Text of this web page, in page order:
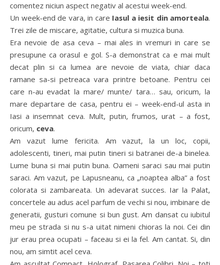
comentez niciun aspect negativ al acestui week-end.
Un week-end de vara, in care Iasul a iesit din amorteala.
Trei zile de miscare, agitatie, cultura si muzica buna.
Era nevoie de asa ceva – mai ales in vremuri in care se
presupune ca orasul e gol. S-a demonstrat ca e mai mult
decat plin si ca lumea are nevoie de viata, chiar daca
ramane sa-si petreaca vara printre betoane. Pentru cei
care n-au evadat la mare/ munte/ tara… sau, oricum, la
mare departare de casa, pentru ei – week-end-ul asta in
Iasi a insemnat ceva. Mult, putin, frumos, urat – a fost,
oricum, ceva.
Am vazut lume fericita. Am vazut, la un loc, copii,
adolescenti, tineri, mai putin tineri si batranei de-a binelea.
Lume buna si mai putin buna. Oameni saraci sau mai putin
saraci. Am vazut, pe Lapusneanu, ca „noaptea alba” a fost
colorata si zambareata. Un adevarat succes. Iar la Palat,
concertele au adus acel parfum de vechi si nou, imbinare de
generatii, gusturi comune si bun gust. Am dansat cu iubitul
meu pe strada si nu s-a uitat nimeni chioras la noi. Cei din
jur erau prea ocupati – faceau si ei la fel. Am cantat. Si, din
nou, am simtit acel ceva.